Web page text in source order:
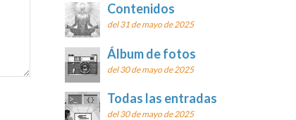
Contenidos
del 31 de mayo de 2025
Álbum de fotos
del 30 de mayo de 2025
Todas las entradas
del 30 de mayo de 2025